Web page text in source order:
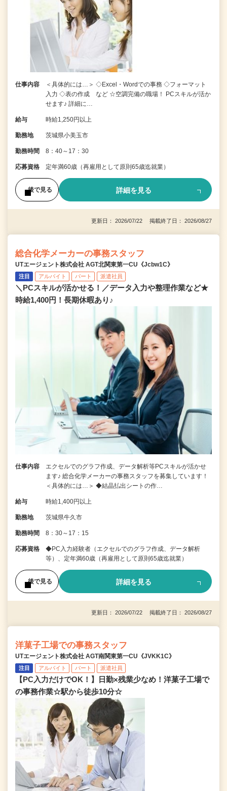
仕事内容
＜具体的には…＞ ◇Excel・Wordでの事務 ◇フォーマット
入力 ◇表の作成 など ☆空調完備の職場！ PCスキルが活か
せます♪ 詳細に…
給与 時給1,250円以上
勤務地 茨城県小美玉市
勤務時間 8：40～17：30
応募資格 定年満60歳（再雇用として原則65歳迄就業）
後で見る 詳細を見る
更新日： 2026/07/22 掲載終了日： 2026/08/27
総合化学メーカーの事務スタッフ
UTエージェント株式会社 AGT北関東第一CU《Jcbw1C》
注目 アルバイト パート 派遣社員
＼PCスキルが活かせる！／データ入力や整理作業など★
時給1,400円！長期休暇あり♪
仕事内容
エクセルでのグラフ作成、データ解析等PCスキルが活かせ
ます♪ 総合化学メーカーの事務スタッフを募集しています！
＜具体的には…＞ ◆結晶払出シートの作…
給与 時給1,400円以上
勤務地 茨城県牛久市
勤務時間 8：30～17：15
応募資格
◆PC入力経験者（エクセルでのグラフ作成、データ解析
等）、定年満60歳（再雇用として原則65歳迄就業）
後で見る 詳細を見る
更新日： 2026/07/22 掲載終了日： 2026/08/27
洋菓子工場での事務スタッフ
UTエージェント株式会社 AGT南関東第一CU《JVKK1C》
注目 アルバイト パート 派遣社員
【PC入力だけでOK！】日勤×残業少なめ！洋菓子工場で
の事務作業☆駅から徒歩10分☆